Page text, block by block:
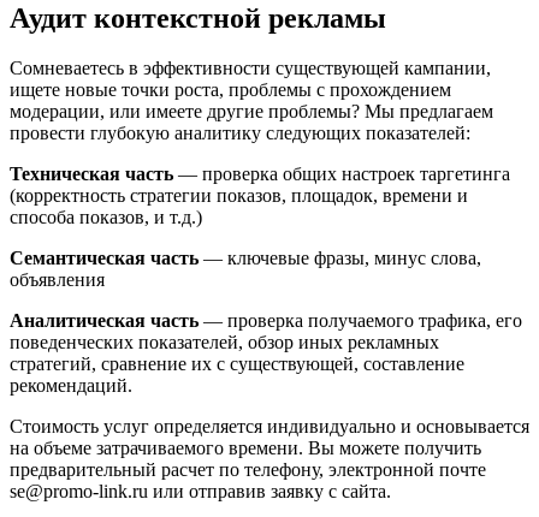
Аудит контекстной рекламы
Сомневаетесь в эффективности существующей кампании,
ищете новые точки роста, проблемы с прохождением
модерации, или имеете другие проблемы? Мы предлагаем
провести глубокую аналитику следующих показателей:
Техническая часть — проверка общих настроек таргетинга
(корректность стратегии показов, площадок, времени и
способа показов, и т.д.)
Семантическая часть — ключевые фразы, минус слова,
объявления
Аналитическая часть — проверка получаемого трафика, его
поведенческих показателей, обзор иных рекламных
стратегий, сравнение их с существующей, составление
рекомендаций.
Стоимость услуг определяется индивидуально и основывается
на объеме затрачиваемого времени. Вы можете получить
предварительный расчет по телефону, электронной почте
se@promo-link.ru или отправив заявку с сайта.